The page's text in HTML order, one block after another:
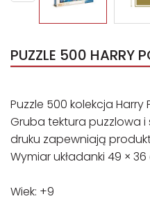
PUZZLE 500 HARRY
Puzzle 500 kolekcja Harry
Gruba tektura puzzlowa
druku zapewniają
Wymiar układanki 49 × 36
Wiek: +9